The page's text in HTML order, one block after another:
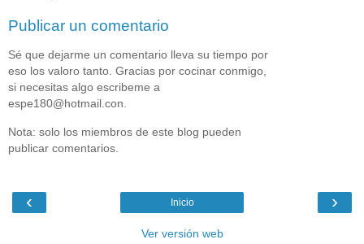
Publicar un comentario
Sé que dejarme un comentario lleva su tiempo por
eso los valoro tanto. Gracias por cocinar conmigo,
si necesitas algo escribeme a
espe180@hotmail.con.
Nota: solo los miembros de este blog pueden
publicar comentarios.
‹ ›
Inicio
Ver versión web